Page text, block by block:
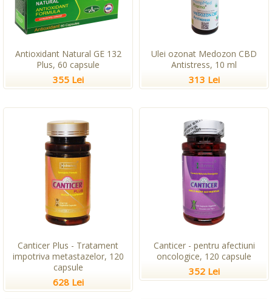
Antioxidant Natural GE 132
Plus, 60 capsule
355 Lei
Ulei ozonat Medozon CBD
Antistress, 10 ml
313 Lei
Canticer Plus - Tratament
impotriva metastazelor, 120
capsule
628 Lei
Canticer - pentru afectiuni
oncologice, 120 capsule
352 Lei